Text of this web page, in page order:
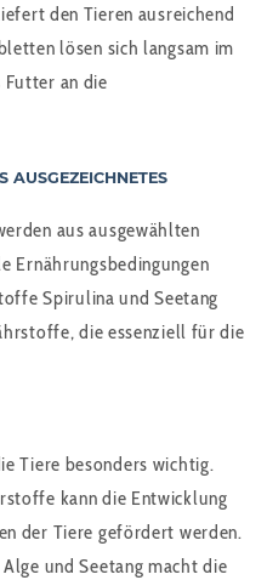
den Tieren ausreichend
lösen sich langsam im
Futter an die
AUSGEZEICHNETES
aus ausgewählten
Ernährungsbedingungen
Spirulina und Seetang
die essenziell für die
Tiere besonders wichtig.
kann die Entwicklung
der Tiere gefördert werden.
und Seetang macht die